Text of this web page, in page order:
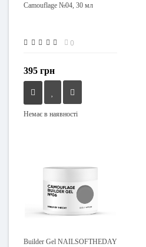
Camouflage №04, 30 мл
0
395 грн
Немає в наявності
Builder Gel NAILSOFTHEDAY